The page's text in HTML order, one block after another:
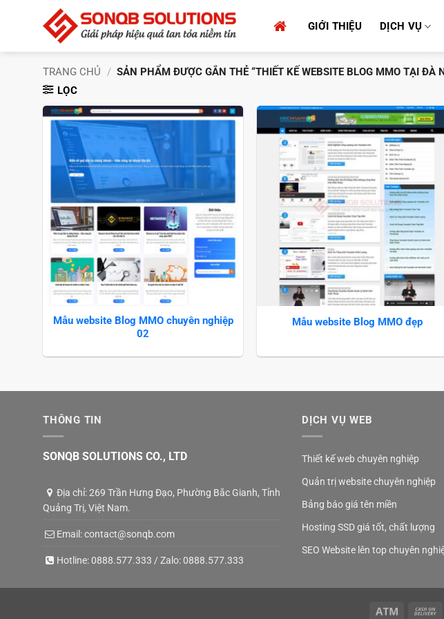
GIỚI THIỆU DỊCH VỤ
TRANG CHỦ / SẢN PHẨM ĐƯỢC GẮN THẺ “THIẾT KẾ WEBSITE BLOG MMO TẠI ĐÀ
LỌC
Mẫu website Blog MMO chuyên nghiệp
02
Mẫu website Blog MMO đẹp
THÔNG TIN
SONQB SOLUTIONS CO., LTD
Địa chỉ: 269 Trần Hưng Đạo, Phường Bắc Gianh, Tỉnh
Quảng Trị, Việt Nam.
Email:contact@sonqb.com
Hotline:0888.577.333 / Zalo:0888.577.333
DỊCH VỤ WEB
Thiết kế web chuyên nghiệp
Quản trị website chuyên nghiệp
Bảng báo giá tên miền
Hosting SSD giá tốt, chất lượng
SEO Website lên top chuyên
Atm